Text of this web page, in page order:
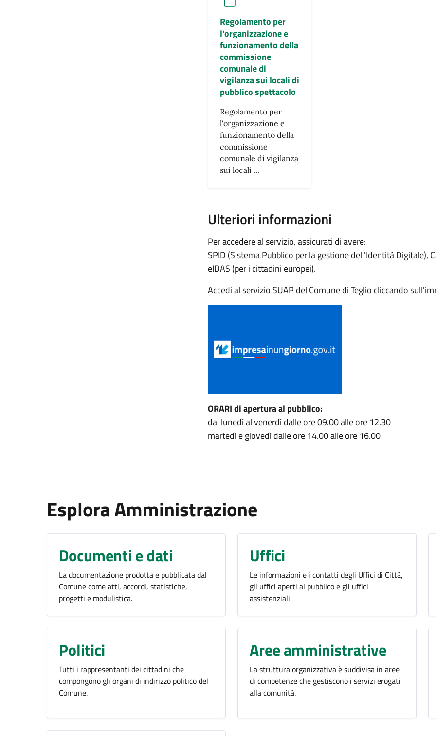
Regolamento per
l'organizzazione e
funzionamento della
commissione
comunale di
vigilanza sui locali di
pubblico spettacolo
Regolamento per
l'organizzazione e
funzionamento della
commissione
comunale di vigilanza
sui locali ...
Ulteriori informazioni
Per accedere al servizio, assicurati di avere:
SPID (Sistema Pubblico per la gestione dell'Identità Digitale),
eIDAS (per i cittadini europei).
Accedi al servizio SUAP del Comune di Teglio cliccando
ORARI di apertura al pubblico:
dal lunedì al venerdì dalle ore 09.00 alle ore 12.30
martedì e giovedì dalle ore 14.00 alle ore 16.00
Esplora Amministrazione
Documenti e dati
La documentazione prodotta e pubblicata dal
Comune come atti, accordi, statistiche,
progetti e modulistica.
Uffici
Le informazioni e i contatti degli Uffici di Città,
gli uffici aperti al pubblico e gli uffici
assistenziali.
Politici
Tutti i rappresentanti dei cittadini che
compongono gli organi di indirizzo politico del
Comune.
Aree amministrative
La struttura organizzativa è suddivisa in aree
di competenze che gestiscono i servizi erogati
alla comunità.